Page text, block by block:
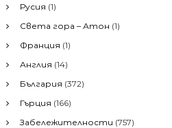
Русия (1)
Света гора – Атон (1)
Франция (1)
Англия (14)
България (372)
Гърция (166)
Забележителности (757)